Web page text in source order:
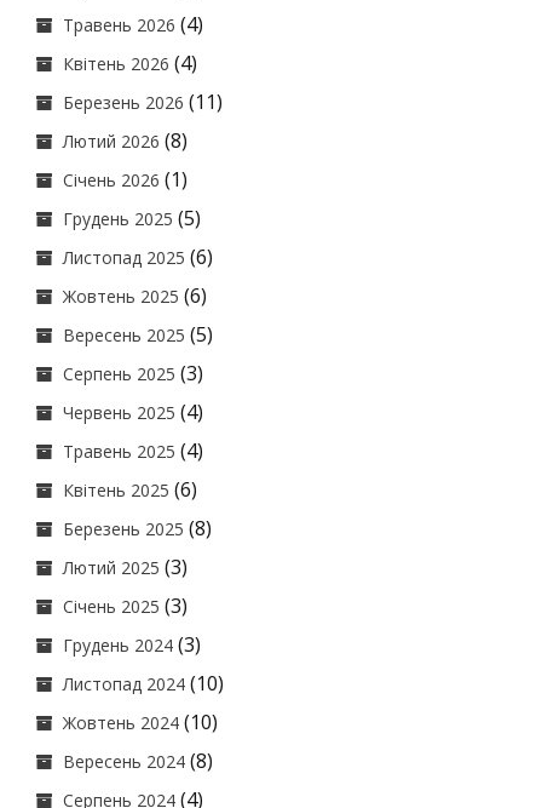
Травень 2026 (4)
Квітень 2026 (4)
Березень 2026 (11)
Лютий 2026 (8)
Січень 2026 (1)
Грудень 2025 (5)
Листопад 2025 (6)
Жовтень 2025 (6)
Вересень 2025 (5)
Серпень 2025 (3)
Червень 2025 (4)
Травень 2025 (4)
Квітень 2025 (6)
Березень 2025 (8)
Лютий 2025 (3)
Січень 2025 (3)
Грудень 2024 (3)
Листопад 2024 (10)
Жовтень 2024 (10)
Вересень 2024 (8)
Серпень 2024 (4)